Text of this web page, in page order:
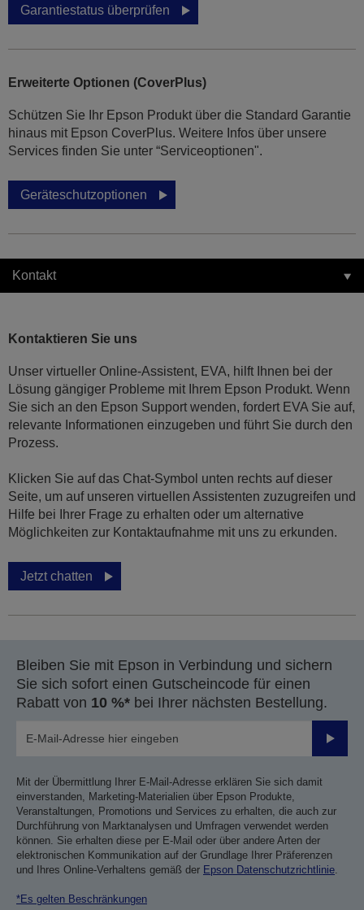
Garantiestatus überprüfen
Erweiterte Optionen (CoverPlus)
Schützen Sie Ihr Epson Produkt über die Standard Garantie
hinaus mit Epson CoverPlus. Weitere Infos über unsere
Services finden Sie unter “Serviceoptionen".
Geräteschutzoptionen
Kontakt
Kontaktieren Sie uns
Unser virtueller Online-Assistent, EVA, hilft Ihnen bei der
Lösung gängiger Probleme mit Ihrem Epson Produkt. Wenn
Sie sich an den Epson Support wenden, fordert EVA Sie auf,
relevante Informationen einzugeben und führt Sie durch den
Prozess.
Klicken Sie auf das Chat-Symbol unten rechts auf dieser
Seite, um auf unseren virtuellen Assistenten zuzugreifen und
Hilfe bei Ihrer Frage zu erhalten oder um alternative
Möglichkeiten zur Kontaktaufnahme mit uns zu erkunden.
Jetzt chatten
Bleiben Sie mit Epson in Verbindung und sichern
Sie sich sofort einen Gutscheincode für einen
Rabatt von 10 %* bei Ihrer nächsten Bestellung.
Mit der Übermittlung Ihrer E-Mail-Adresse erklären Sie sich damit
einverstanden, Marketing-Materialien über Epson Produkte,
Veranstaltungen, Promotions und Services zu erhalten, die auch zur
Durchführung von Marktanalysen und Umfragen verwendet werden
können. Sie erhalten diese per E-Mail oder über andere Arten der
elektronischen Kommunikation auf der Grundlage Ihrer Präferenzen
und Ihres Online-Verhaltens gemäß der Epson Datenschutzrichtlinie.
*Es gelten Beschränkungen